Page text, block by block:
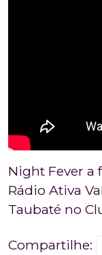
Night Fever a
Rádio Ativa
Taubaté no
Compartilhe: